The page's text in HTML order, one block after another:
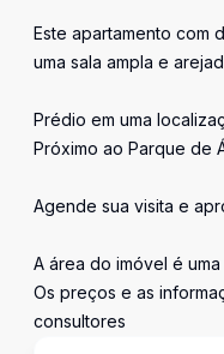
Este apartamento com
uma sala ampla e
Prédio em uma
Próximo ao Parque de
Agende sua visita e
A área do imóvel é
Os preços e as
consultores